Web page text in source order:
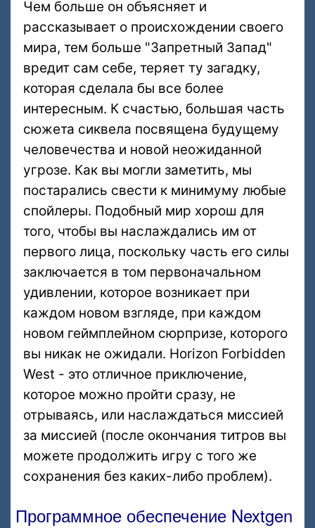
Чем больше он объясняет и
рассказывает о происхождении своего
мира, тем больше "Запретный Запад"
вредит сам себе, теряет ту загадку,
которая сделала бы все более
интересным. К счастью, большая часть
сюжета сиквела посвящена будущему
человечества и новой неожиданной
угрозе. Как вы могли заметить, мы
постарались свести к минимуму любые
спойлеры. Подобный мир хорош для
того, чтобы вы наслаждались им от
первого лица, поскольку часть его силы
заключается в том первоначальном
удивлении, которое возникает при
каждом новом взгляде, при каждом
новом геймплейном сюрпризе, которого
вы никак не ожидали. Horizon Forbidden
West - это отличное приключение,
которое можно пройти сразу, не
отрываясь, или наслаждаться миссией
за миссией (после окончания титров вы
можете продолжить игру с того же
сохранения без каких-либо проблем).
Программное обеспечение Nextgen